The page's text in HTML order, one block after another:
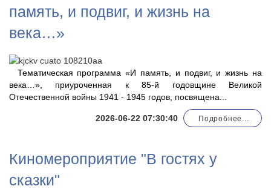
память, и подвиг, и жизнь на
века…»
2026-06-22 07:30:40
Тематическая программа «И память, и подвиг, и жизнь на
века…», приуроченная к 85-й годовщине Великой
Отечественной войны 1941 - 1945 годов, посвящена...
Подробнее...
Киномероприятие "В гостях у
сказки"